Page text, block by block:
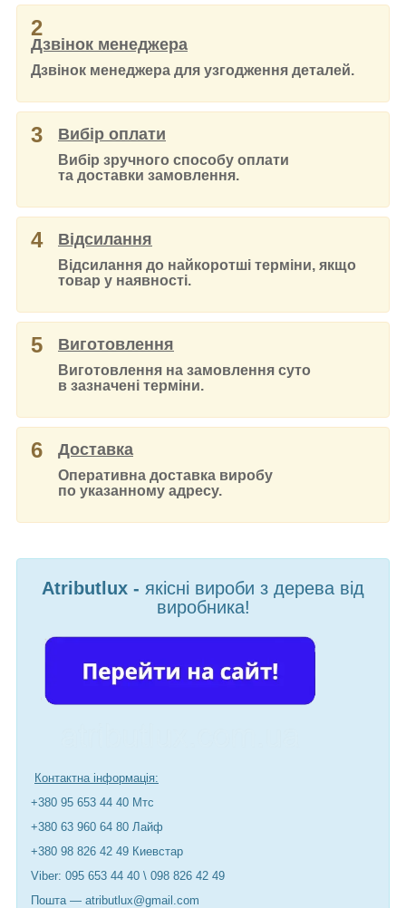
2
Дзвінок менеджера
Дзвінок менеджера для узгодження деталей.
3 Вибір оплати
Вибір зручного способу оплати
та доставки замовлення.
4 Відсилання
Відсилання до найкоротші терміни, якщо
товар у наявності.
5 Виготовлення
Виготовлення на замовлення суто
в зазначені терміни.
6 Доставка
Оперативна доставка виробу
по указанному адресу.
Atributlux - якісні вироби з дерева від
виробника!
Контактна інформація:
+380 95 653 44 40 Мтс
+380 63 960 64 80 Лайф
+380 98 826 42 49 Киевстар
Viber: 095 653 44 40 \ 098 826 42 49
Пошта — atributlux@gmail.com